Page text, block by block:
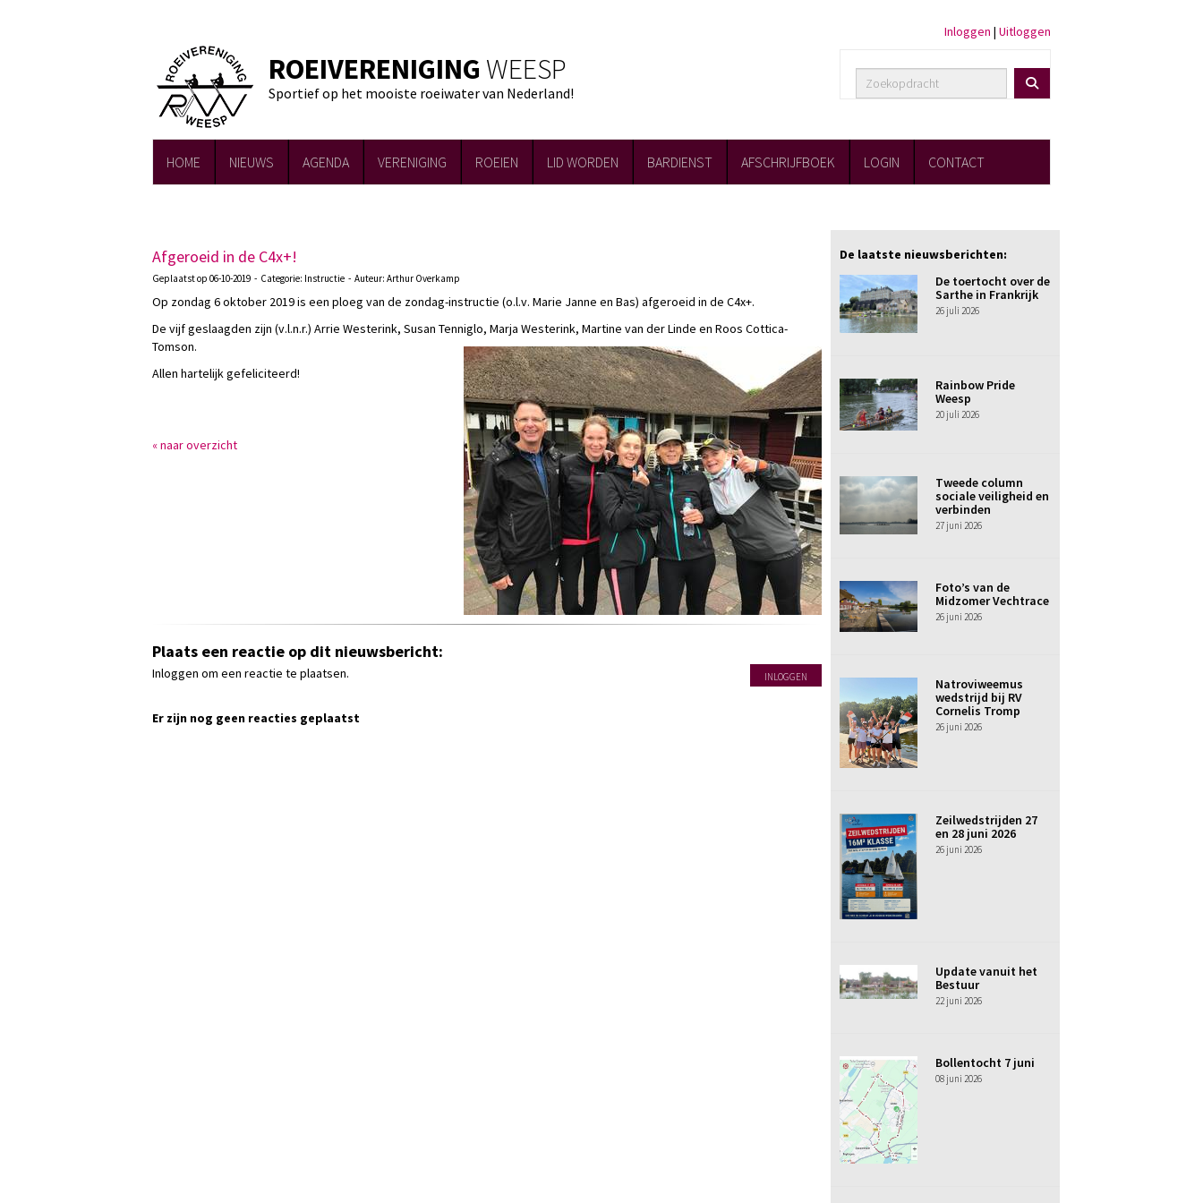
ROEIVERENIGING WEESP
Sportief op het mooiste roeiwater van Nederland!
Inloggen | Uitloggen
HOME NIEUWS AGENDA VERENIGING ROEIEN LID WORDEN BARDIENST AFSCHRIJFBOEK LOGIN CONTACT
Afgeroeid in de C4x+!
Geplaatst op 06-10-2019 - Categorie: Instructie - Auteur: Arthur Overkamp
Op zondag 6 oktober 2019 is een ploeg van de zondag-instructie (o.l.v. Marie Janne en Bas) afgeroeid in de C4x+.
De vijf geslaagden zijn (v.l.n.r.) Arrie Westerink, Susan Tenniglo, Marja Westerink, Martine van der Linde en Roos Cottica-
Tomson.
Allen hartelijk gefeliciteerd!
« naar overzicht
Plaats een reactie op dit nieuwsbericht:
Inloggen om een reactie te plaatsen. INLOGGEN
Er zijn nog geen reacties geplaatst
De laatste nieuwsberichten:
De toertocht over de
Sarthe in Frankrijk
26 juli 2026
Rainbow Pride
Weesp
20 juli 2026
Tweede column
sociale veiligheid en
verbinden
27 juni 2026
Foto’s van de
Midzomer Vechtrace
26 juni 2026
Natroviweemus
wedstrijd bij RV
Cornelis Tromp
26 juni 2026
Zeilwedstrijden 27
en 28 juni 2026
26 juni 2026
Update vanuit het
Bestuur
22 juni 2026
Bollentocht 7 juni
08 juni 2026